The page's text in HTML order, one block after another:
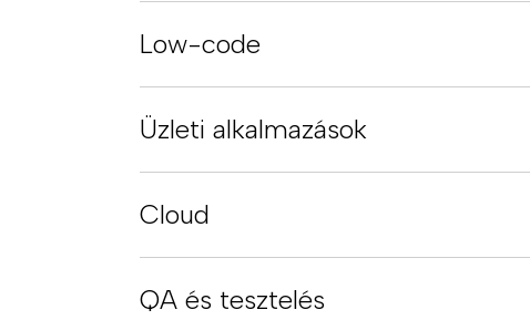
Low-code
Üzleti alkalmazások
Cloud
QA és tesztelés